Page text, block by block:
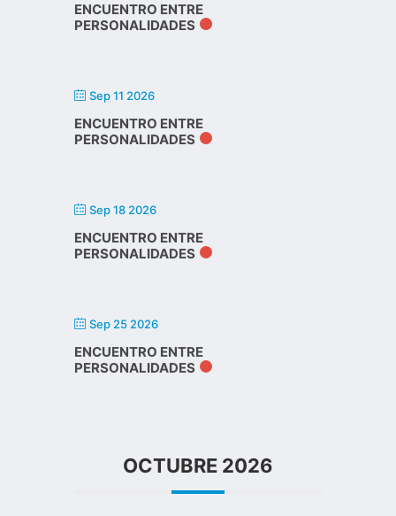
ENCUENTRO ENTRE
PERSONALIDADES
Sep 11 2026
ENCUENTRO ENTRE
PERSONALIDADES
Sep 18 2026
ENCUENTRO ENTRE
PERSONALIDADES
Sep 25 2026
ENCUENTRO ENTRE
PERSONALIDADES
OCTUBRE 2026